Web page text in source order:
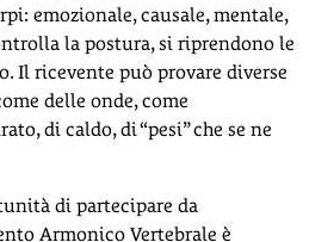
emozionale, causale, mentale,
la postura, si riprendono le
Il ricevente può provare diverse
delle onde, come
di caldo, di “pesi” che se ne
di partecipare da
Armonico Vertebrale è